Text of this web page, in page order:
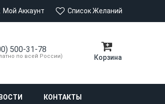
Мой Аккаунт Список Желаний
Корзина
500-31-78
по всей России)
КОНТАКТЫ